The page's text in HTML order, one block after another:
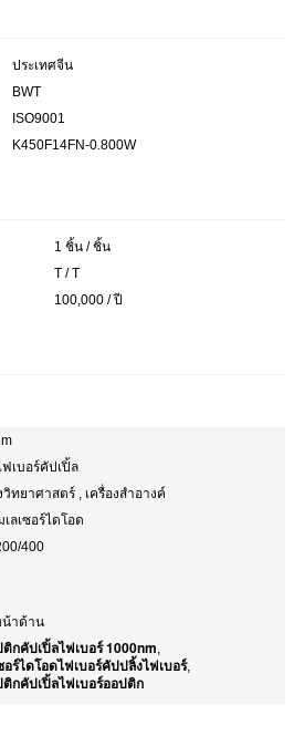
ประเทศจีน
BWT
ISO9001
K450F14FN-0.800W
1 ชิ้น / ชิ้น
T / T
100,000 / ปี
เบอร์คัปเปิ้ล
ทยาศาสตร์ , เครื่องสำอางค์
ลเซอร์ไดโอด
400
น้าด้าน
กคัปเปิ้ลไฟเบอร์ 1000nm,
อร์ไดโอดไฟเบอร์คัปปลิ้งไฟเบอร์,
กคัปเปิ้ลไฟเบอร์ออปติก